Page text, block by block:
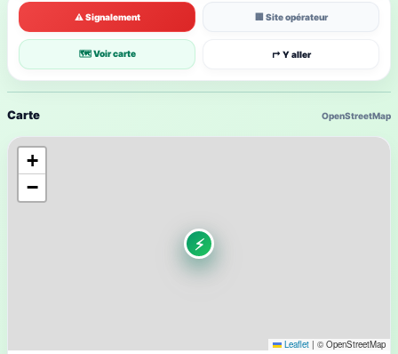
Carte OpenStreetMap
⚡
+
−
Leaflet | © OpenStreetMap
⚠ Signalement 🏢 Site opérateur
🗺 Voir carte ↱ Y aller